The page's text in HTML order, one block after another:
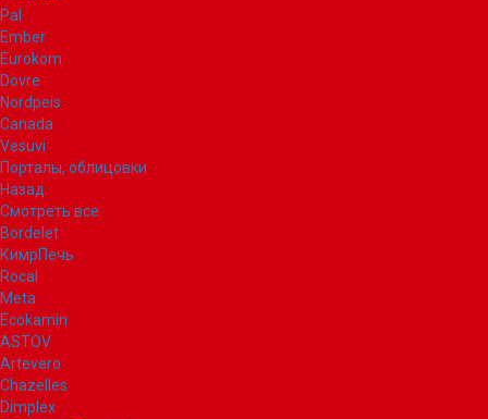
Pal
Ember
Eurokom
Dovre
Nordpeis
Canada
Vesuvi
Порталы, облицовки
Назад
Смотреть все
Bordelet
КимрПечь
Rocal
Meta
Ecokamin
ASTOV
Artevero
Chazelles
Dimplex